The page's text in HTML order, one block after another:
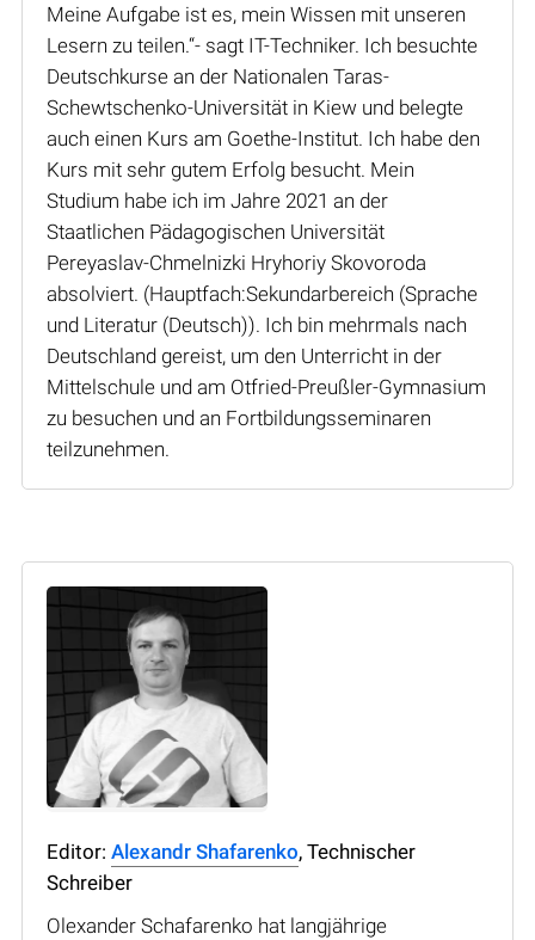
Meine Aufgabe ist es, mein Wissen mit unseren
Lesern zu teilen.“- sagt IT-Techniker. Ich besuchte
Deutschkurse an der Nationalen Taras-
Schewtschenko-Universität in Kiew und belegte
auch einen Kurs am Goethe-Institut. Ich habe den
Kurs mit sehr gutem Erfolg besucht. Mein
Studium habe ich im Jahre 2021 an der
Staatlichen Pädagogischen Universität
Pereyaslav-Chmelnizki Hryhoriy Skovoroda
absolviert. (Hauptfach:Sekundarbereich (Sprache
und Literatur (Deutsch)). Ich bin mehrmals nach
Deutschland gereist, um den Unterricht in der
Mittelschule und am Otfried-Preußler-Gymnasium
zu besuchen und an Fortbildungsseminaren
teilzunehmen.
Editor: Alexandr Shafarenko, Technischer
Schreiber
Olexander Schafarenko hat langjährige